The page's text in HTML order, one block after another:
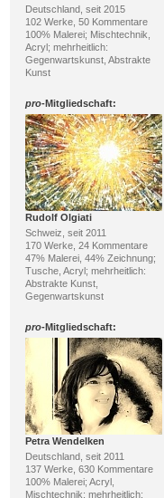
Deutschland, seit 2015
102 Werke, 50 Kommentare
100% Malerei; Mischtechnik,
Acryl; mehrheitlich:
Gegenwartskunst, Abstrakte
Kunst
pro-Mitgliedschaft:
Rudolf Olgiati
Schweiz, seit 2011
170 Werke, 24 Kommentare
47% Malerei, 44% Zeichnung;
Tusche, Acryl; mehrheitlich:
Abstrakte Kunst,
Gegenwartskunst
pro-Mitgliedschaft:
Petra Wendelken
Deutschland, seit 2011
137 Werke, 630 Kommentare
100% Malerei; Acryl,
Mischtechnik; mehrheitlich: